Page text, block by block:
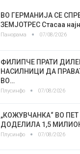
ВО ГЕРМАНИЈА СЕ
ЗЕМЈОТРЕС Стасаа
Панорама 07/08/2026
ФИЛИПЧЕ ПРАТИ
НАСИЛНИЦИ ДА
ВО…
Плусинфо 07/08/2026
„КОЖУВЧАНКА“ ВО
ДОДЕЛИЛА 1,5
Плусинфо 07/08/2026